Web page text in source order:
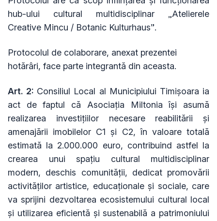
hub-ului cultural multidisciplinar „Atelierele
Creative Mincu / Botanic Kulturhaus”.
Protocolul de colaborare, anexat prezentei
hotărâri, face parte integrantă din aceasta.
Art. 2: Consiliul Local al Municipiului Timișoara ia
act de faptul că Asociația Miltonia își asumă
realizarea investițiilor necesare reabilitării și
amenajării imobilelor C1 și C2, în valoare totală
estimată la 2.000.000 euro, contribuind astfel la
crearea unui spațiu cultural multidisciplinar
modern, deschis comunității, dedicat promovării
activităților artistice, educaționale și sociale, care
va sprijini dezvoltarea ecosistemului cultural local
și utilizarea eficientă și sustenabilă a patrimoniului